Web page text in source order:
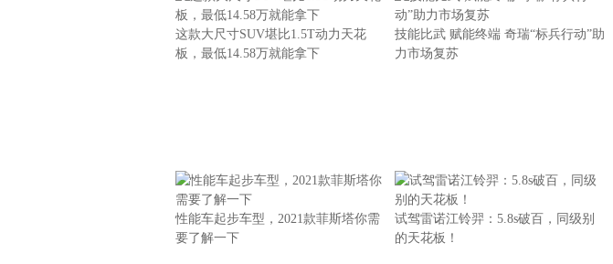
这款大尺寸SUV堪比1.5T动力天花
板，最低14.58万就能拿下
技能比武 赋能终端 奇瑞“标兵行动”助
力市场复苏
性能车起步车型，2021款菲斯塔你需
要了解一下
试驾雷诺江铃羿：5.8s破百，同级别
的天花板！